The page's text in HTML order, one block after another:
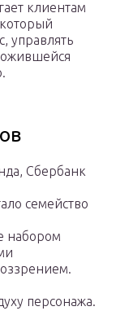
клиентам
управлять
Сбербанк
семейство
набором
персонажа.